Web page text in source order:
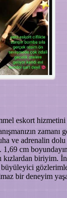
eskort hizmetini
ve adrenalin dolu
1,69 cm
kızlardan biriyim.
büyüleyici
bir deneyim